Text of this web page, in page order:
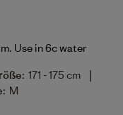
Use in 6c water
171 - 175 cm |
M